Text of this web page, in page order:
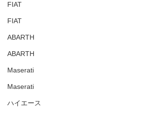
FIAT
FIAT
ABARTH
ABARTH
Maserati
Maserati
ハイエース